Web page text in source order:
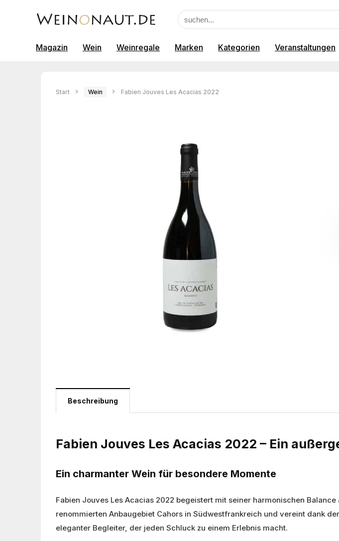
Magazin Wein Weinregale Marken Kategorien Veranstaltungen
Start Wein Fabien Jouves Les Acacias 2022
Beschreibung
Fabien Jouves Les Acacias 2022 – Ein
Ein charmanter Wein für besondere Momente
Fabien Jouves Les Acacias 2022 begeistert mit seiner harmonischen
renommierten Anbaugebiet Cahors in Südwestfrankreich und vereint dank
eleganter Begleiter, der jeden Schluck zu einem Erlebnis macht.